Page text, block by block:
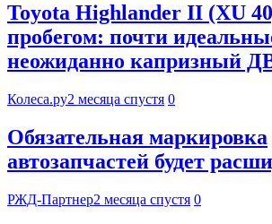
Toyota Highlander II (XU
пробегом: почти
неожиданно капризный
Колеса.ру2 месяца спустя 0
Обязательная маркировка
автозапчастей будет
РЖД-Партнер2 месяца спустя 0